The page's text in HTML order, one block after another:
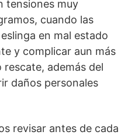
tensiones muy
cuando las
en mal estado
y complicar aun más
además del
daños personales
revisar antes de cada